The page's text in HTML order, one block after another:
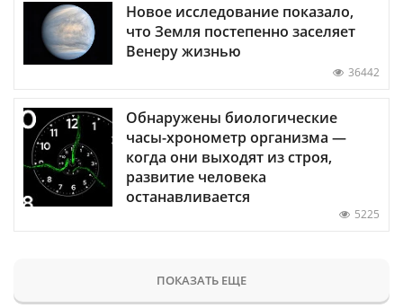
Новое исследование показало,
что Земля постепенно заселяет
Венеру жизнью
36442
Обнаружены биологические
часы-хронометр организма —
когда они выходят из строя,
развитие человека
останавливается
5225
ПОКАЗАТЬ ЕЩЕ